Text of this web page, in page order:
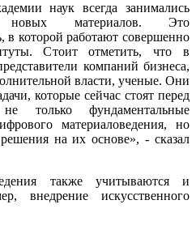
наук всегда занимались
новых материалов. Это
в которой работают совершенно
Стоит отметить, что в
компаний бизнеса,
власти, ученые. Они
которые сейчас стоят перед
только фундаментальные
материаловедения, но
на их основе», - сказал
также учитываются и
внедрение искусственного